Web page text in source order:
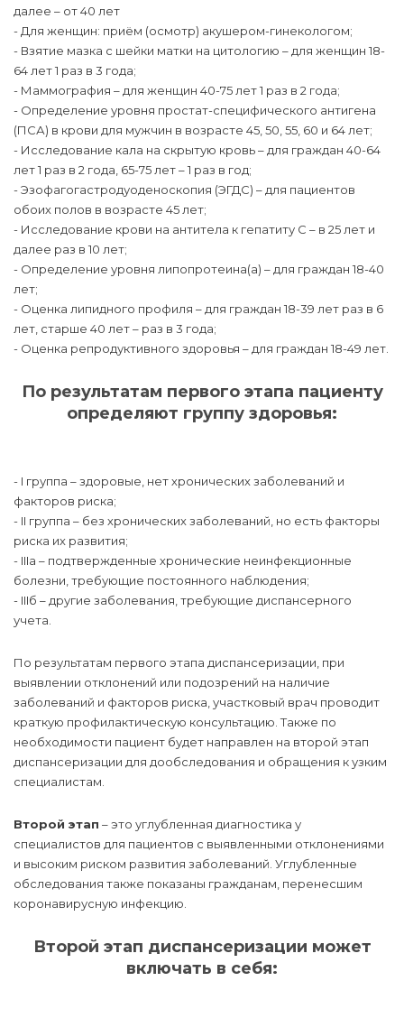
далее – от 40 лет
- Для женщин: приём (осмотр) акушером-гинекологом;
- Взятие мазка с шейки матки на цитологию – для женщин 18-
64 лет 1 раз в 3 года;
- Маммография – для женщин 40-75 лет 1 раз в 2 года;
- Определение уровня простат-специфического антигена
(ПСА) в крови для мужчин в возрасте 45, 50, 55, 60 и 64 лет;
- Исследование кала на скрытую кровь – для граждан 40-64
лет 1 раз в 2 года, 65-75 лет – 1 раз в год;
- Эзофагогастродуоденоскопия (ЭГДС) – для пациентов
обоих полов в возрасте 45 лет;
- Исследование крови на антитела к гепатиту C – в 25 лет и
далее раз в 10 лет;
- Определение уровня липопротеина(а) – для граждан 18-40
лет;
- Оценка липидного профиля – для граждан 18-39 лет раз в 6
лет, старше 40 лет – раз в 3 года;
- Оценка репродуктивного здоровья – для граждан 18-49 лет.
По результатам первого этапа пациенту
определяют группу здоровья:
- I группа – здоровые, нет хронических заболеваний и
факторов риска;
- II группа – без хронических заболеваний, но есть факторы
риска их развития;
- IIIа – подтвержденные хронические неинфекционные
болезни, требующие постоянного наблюдения;
- IIIб – другие заболевания, требующие диспансерного
учета.
По результатам первого этапа диспансеризации, при
выявлении отклонений или подозрений на наличие
заболеваний и факторов риска, участковый врач проводит
краткую профилактическую консультацию. Также по
необходимости пациент будет направлен на второй этап
диспансеризации для дообследования и обращения к узким
специалистам.
Второй этап – это углубленная диагностика у
специалистов для пациентов с выявленными отклонениями
и высоким риском развития заболеваний. Углубленные
обследования также показаны гражданам, перенесшим
коронавирусную инфекцию.
Второй этап диспансеризации может
включать в себя: